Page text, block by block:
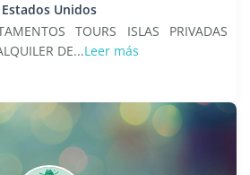
Estados Unidos
TOURS ISLAS PRIVADAS
DE...Leer más